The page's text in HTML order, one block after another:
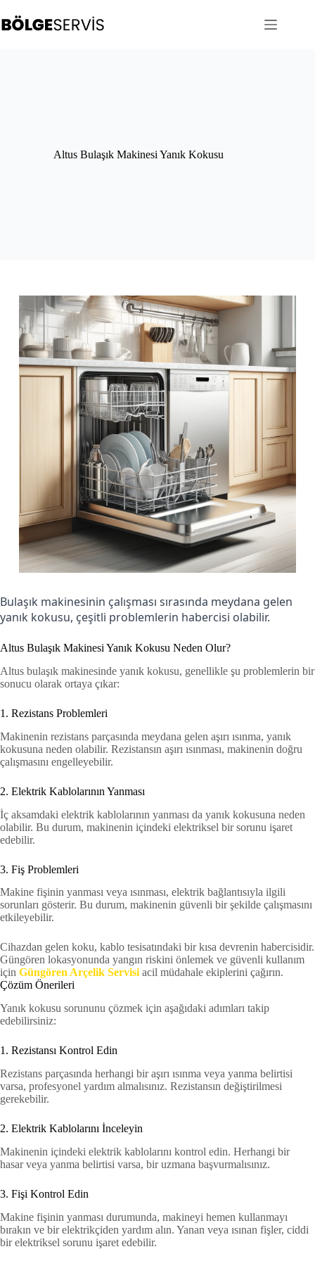
to
content
Altus Bulaşık Makinesi Yanık Kokusu
Bulaşık makinesinin çalışması sırasında meydana gelen
yanık kokusu, çeşitli problemlerin habercisi olabilir.
Altus Bulaşık Makinesi Yanık Kokusu Neden Olur?
Altus bulaşık makinesinde yanık kokusu, genellikle şu problemlerin bir
sonucu olarak ortaya çıkar:
1. Rezistans Problemleri
Makinenin rezistans parçasında meydana gelen aşırı ısınma, yanık
kokusuna neden olabilir. Rezistansın aşırı ısınması, makinenin doğru
çalışmasını engelleyebilir.
2. Elektrik Kablolarının Yanması
İç aksamdaki elektrik kablolarının yanması da yanık kokusuna neden
olabilir. Bu durum, makinenin içindeki elektriksel bir sorunu işaret
edebilir.
3. Fiş Problemleri
Makine fişinin yanması veya ısınması, elektrik bağlantısıyla ilgili
sorunları gösterir. Bu durum, makinenin güvenli bir şekilde çalışmasını
etkileyebilir.
Cihazdan gelen koku, kablo tesisatındaki bir kısa devrenin habercisidir.
Güngören lokasyonunda yangın riskini önlemek ve güvenli kullanım
için Güngören Arçelik Servisiacil müdahale ekiplerini çağırın.
Çözüm Önerileri
Yanık kokusu sorununu çözmek için aşağıdaki adımları takip
edebilirsiniz:
1. Rezistansı Kontrol Edin
Rezistans parçasında herhangi bir aşırı ısınma veya yanma belirtisi
varsa, profesyonel yardım almalısınız. Rezistansın değiştirilmesi
gerekebilir.
2. Elektrik Kablolarını İnceleyin
Makinenin içindeki elektrik kablolarını kontrol edin. Herhangi bir
hasar veya yanma belirtisi varsa, bir uzmana başvurmalısınız.
3. Fişi Kontrol Edin
Makine fişinin yanması durumunda, makineyi hemen kullanmayı
bırakın ve bir elektrikçiden yardım alın. Yanan veya ısınan fişler, ciddi
bir elektriksel sorunu işaret edebilir.